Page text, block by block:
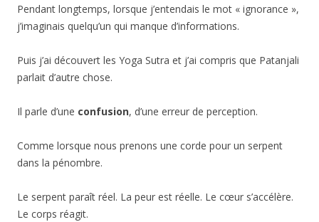
Pendant longtemps, lorsque j’entendais le mot « ignorance »,
j’imaginais quelqu’un qui manque d’informations.
Puis j’ai découvert les Yoga Sutra et j’ai compris que Patanjali
parlait d’autre chose.
Il parle d’une confusion, d’une erreur de perception.
Comme lorsque nous prenons une corde pour un serpent
dans la pénombre.
Le serpent paraît réel. La peur est réelle. Le cœur s’accélère.
Le corps réagit.